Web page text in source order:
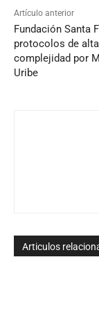
Artículo anterior
Fundación Santa
protocolos de alta
complejidad por
Uribe
Articulos